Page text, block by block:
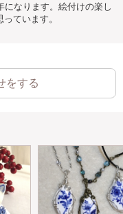
になります。絵付けの楽し
ています。
をする